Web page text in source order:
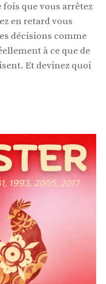
que vous arrêtez
en retard vous
décisions comme
à ce que de
Et devinez quoi